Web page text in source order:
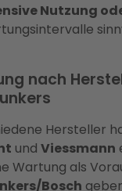
Nutzung
nach
Hersteller
und Viessmann
Wartung als
Bosch